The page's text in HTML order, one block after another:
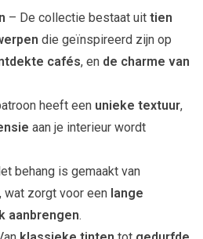
– De collectie bestaat uit tien
die geïnspireerd zijn op
cafés, en de charme van
heeft een unieke textuur,
aan je interieur wordt
behang is gemaakt van
, wat zorgt voor een lange
aanbrengen.